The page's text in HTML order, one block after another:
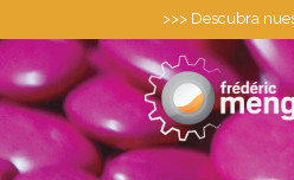
>>> Descubra